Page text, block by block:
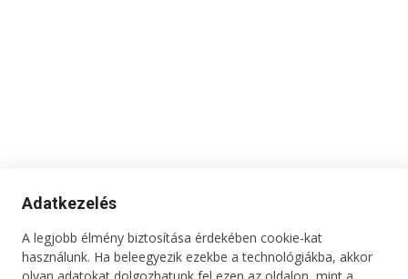
Kapcsolat Impresszum Médiaajánlat
Jogi tudnivalók
Adatkezelési tájékoztató
Adatkezelés
A legjobb élmény biztosítása érdekében cookie-kat
használunk. Ha beleegyezik ezekbe a technológiákba, akkor